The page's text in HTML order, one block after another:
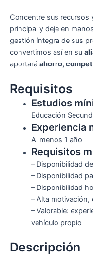
Concentre sus recursos
principal y deje en
gestión íntegra de sus
convertimos así en su
aportará ahorro,
Requisitos
Estudios
Educación
Experiencia
Al menos 1 año
Requisitos
– Disponibilidad
– Disponibilidad
– Disponibilidad
– Alta motivación,
– Valorable:
vehículo propio
Descripción